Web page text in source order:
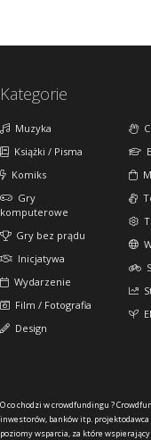
Kategorie
Muzyka
Książki / Pisma
Komiks
Gry
komputerowe
Gry bez prądu
Inicjatywa
Wydarzenie
Film / Fotografia
Design
O co chodzi w crowdfundingu ?
inwestorów, banków itp.
poziomy wsparcia, za które